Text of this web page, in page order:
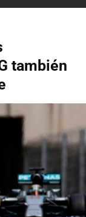
también